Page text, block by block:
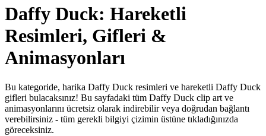
Daffy Duck: Hareketli
Resimleri, Gifleri &
Animasyonları
Bu kategoride, harika Daffy Duck resimleri ve hareketli Daffy Duck
gifleri bulacaksınız! Bu sayfadaki tüm Daffy Duck clip art ve
animasyonlarını ücretsiz olarak indirebilir veya doğrudan bağlantı
verebilirsiniz - tüm gerekli bilgiyi çizimin üstüne tıkladığınızda
göreceksiniz.